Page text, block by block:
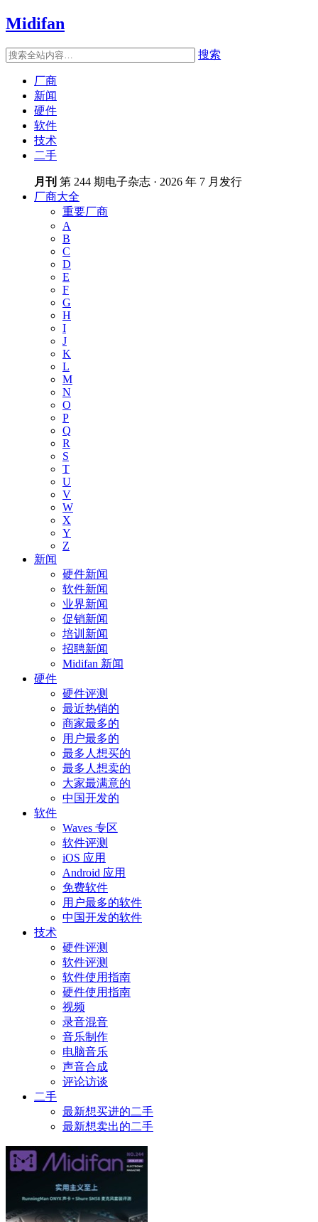
Midifan
搜索
厂商
新闻
硬件
软件
技术
二手
月刊 第 244 期电子杂志 · 2026 年 7 月发行
厂商大全
重要厂商
A
B
C
D
E
F
G
H
I
J
K
L
M
N
O
P
Q
R
S
T
U
V
W
X
Y
Z
新闻
硬件新闻
软件新闻
业界新闻
促销新闻
培训新闻
招聘新闻
Midifan 新闻
硬件
硬件评测
最近热销的
商家最多的
用户最多的
最多人想买的
最多人想卖的
大家最满意的
中国开发的
软件
Waves 专区
软件评测
iOS 应用
Android 应用
免费软件
用户最多的软件
中国开发的软件
技术
硬件评测
软件评测
软件使用指南
硬件使用指南
视频
录音混音
音乐制作
电脑音乐
声音合成
评论访谈
二手
最新想买进的二手
最新想卖出的二手